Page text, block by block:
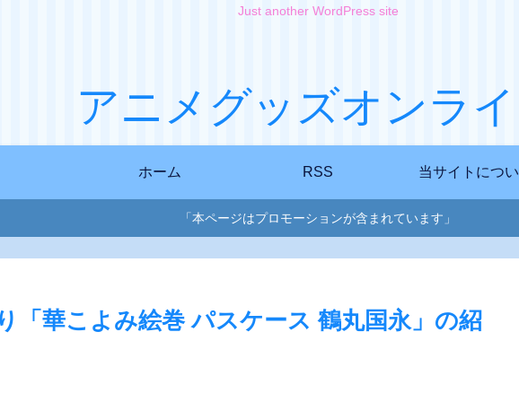
Just another WordPress site
アニメグッズオンラ
ホーム RSS 当サイトにつ
「本ページはプロモーションが含まれています」
「華こよみ絵巻 パスケース 鶴丸国永」の紹